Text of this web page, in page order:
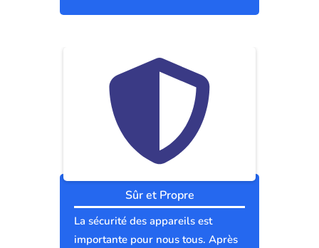
Sûr et Propre
La sécurité des appareils est
importante pour nous tous. Après